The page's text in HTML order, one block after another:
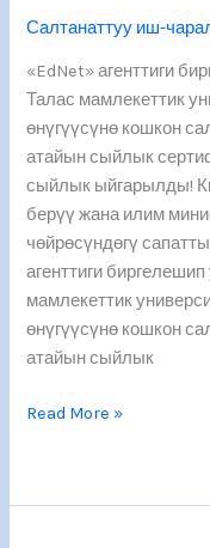
Салтанаттуу иш-
«EdNet» агенттиги
Талас мамлекеттик
өнүгүүсүнө кошкон
атайын сыйлык
сыйлык ыйгарылды!
берүү жана илим
чөйрөсүндөгү
агенттиги
мамлекеттик
өнүгүүсүнө кошкон
атайын сыйлык
салымы
үчүн»
номинациясы
боюнча
атайын
сыйлык
сертификаты
ыйгарылды.
Read More »